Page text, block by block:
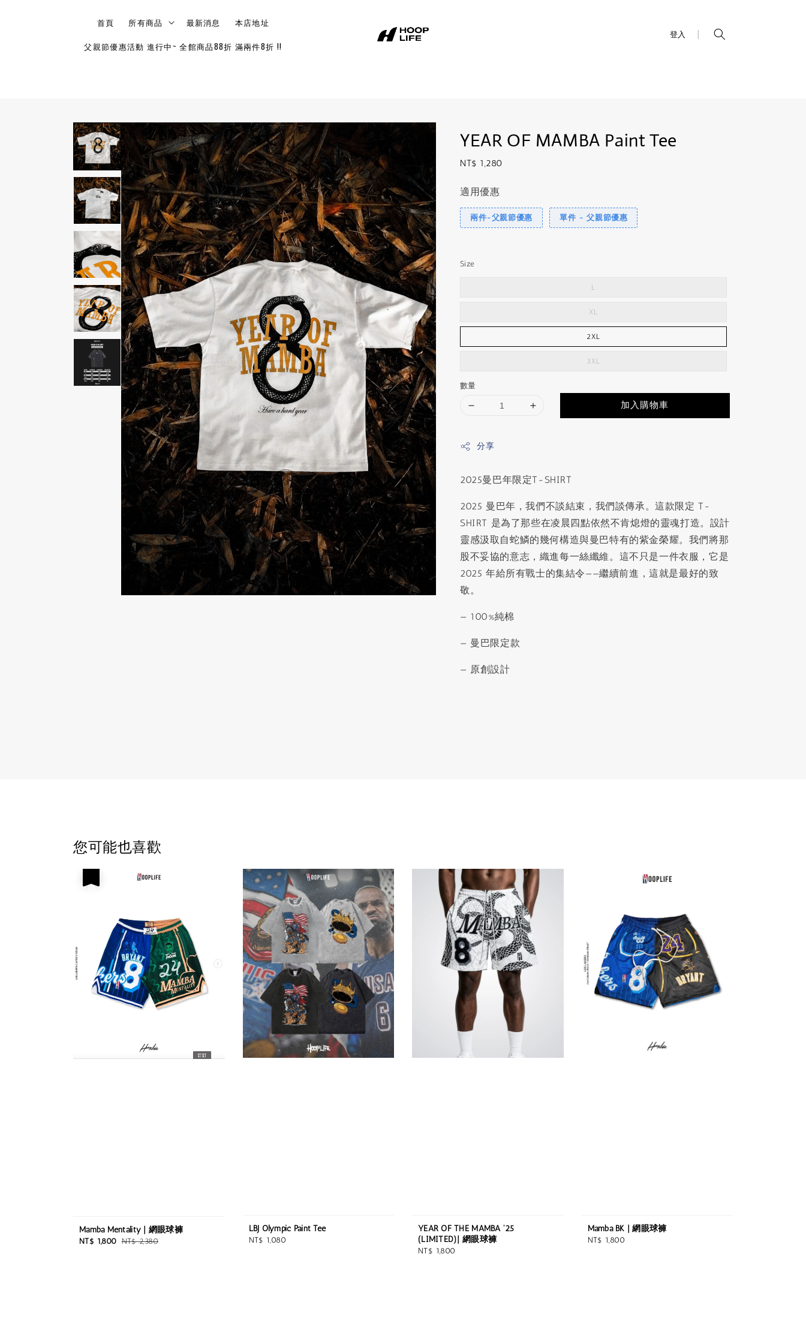
首頁 所有商品 最新消息
本店地址
父親節優惠活動 進行中~ 全館商品88折 滿兩件8折 !!
登入 |
YEAR OF MAMBA Paint Tee
Regular
NT$ 1,280
適用優惠
兩件-父親節優惠 單件 - 父親節優惠
Size
L
XL
2XL
3XL
數量
加入購物車
分享
2025曼巴年限定T-SHIRT
2025 曼巴年，我們不談結束，我們談傳承。這款限定 T-
SHIRT 是為了那些在凌晨四點依然不肯熄燈的靈魂打造。設計
靈感汲取自蛇鱗的幾何構造與曼巴特有的紫金榮耀。我們將那
股不妥協的意志，織進每一絲纖維。這不只是一件衣服，它是
2025 年給所有戰士的集結令——繼續前進，這就是最好的致
敬。
— 100%純棉
— 曼巴限定款
— 原創設計
您可能也喜歡
Mamba Mentality | 網眼球褲
Sale
NT$ 1,800 Regular
NT$ 2,380
LBJ Olympic Paint Tee
Regular
NT$ 1,080
YEAR OF THE MAMBA '25
(LIMITED)| 網眼球褲
Regular
NT$ 1,800
Mamba BK | 網眼球褲
Regular
NT$ 1,800